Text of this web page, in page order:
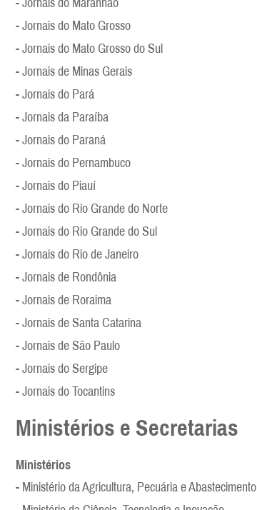
- Jornais do Maranhão
- Jornais do Mato Grosso
- Jornais do Mato Grosso do Sul
- Jornais de Minas Gerais
- Jornais do Pará
- Jornais da Paraíba
- Jornais do Paraná
- Jornais do Pernambuco
- Jornais do Piauí
- Jornais do Rio Grande do Norte
- Jornais do Rio Grande do Sul
- Jornais do Rio de Janeiro
- Jornais de Rondônia
- Jornais de Roraima
- Jornais de Santa Catarina
- Jornais de São Paulo
- Jornais do Sergipe
- Jornais do Tocantins
Ministérios e Secretarias
Ministérios
- Ministério da Agricultura, Pecuária e Abastecimento